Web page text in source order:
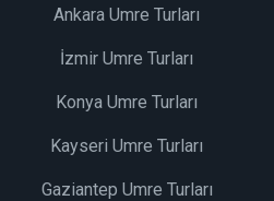
Ankara Umre Turları
İzmir Umre Turları
Konya Umre Turları
Kayseri Umre Turları
Gaziantep Umre Turları